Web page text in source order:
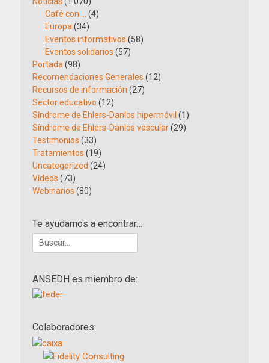
Café con … (4)
Europa(34)
Eventos informativos (58)
Eventos solidarios (57)
Portada(98)
Recomendaciones Generales (12)
Recursos de información (27)
Sector educativo (12)
Síndrome de Ehlers-Danlos hipermóvil (1)
Síndrome de Ehlers-Danlos vascular(29)
Testimonios (33)
Tratamientos (19)
Uncategorized (24)
Vídeos (73)
Webinarios (80)
Te ayudamos a encontrar…
Buscar:
ANSEDH es miembro de:
Colaboradores: